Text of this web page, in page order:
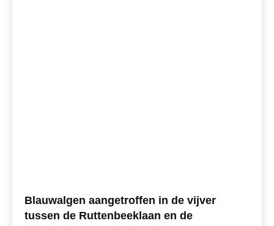
Blauwalgen aangetroffen in de vijver
tussen de Ruttenbeeklaan en de